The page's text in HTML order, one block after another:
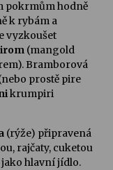
pokrmům hodně
k rybám a
vyzkoušet
(mangold
Bramborová
prostě pire
krumpiri
(rýže) připravená
rajčaty, cuketou
jako hlavní jídlo.